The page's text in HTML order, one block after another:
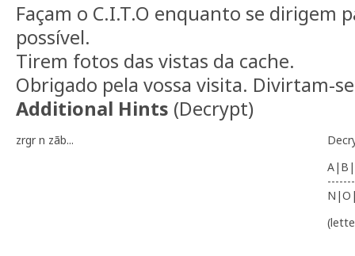
Façam o C.I.T.O enquanto se dirigem
possível.
Tirem fotos das vistas da cache.
Obrigado pela vossa visita. Divirtam-
Additional Hints (Decrypt)
zrgr n zãb...